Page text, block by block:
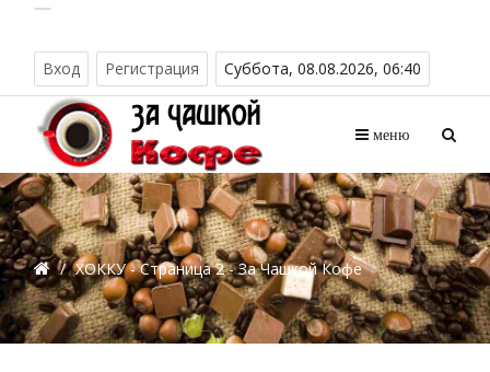
Вход Регистрация Суббота, 08.08.2026, 06:40
меню
/ ХОККУ - Страница 2 - За Чашкой Кофе